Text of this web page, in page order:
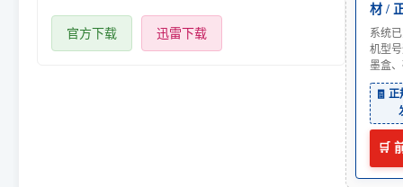
官方下载 迅雷下载
材 /
系统
机型
墨盒
🧾
🛒